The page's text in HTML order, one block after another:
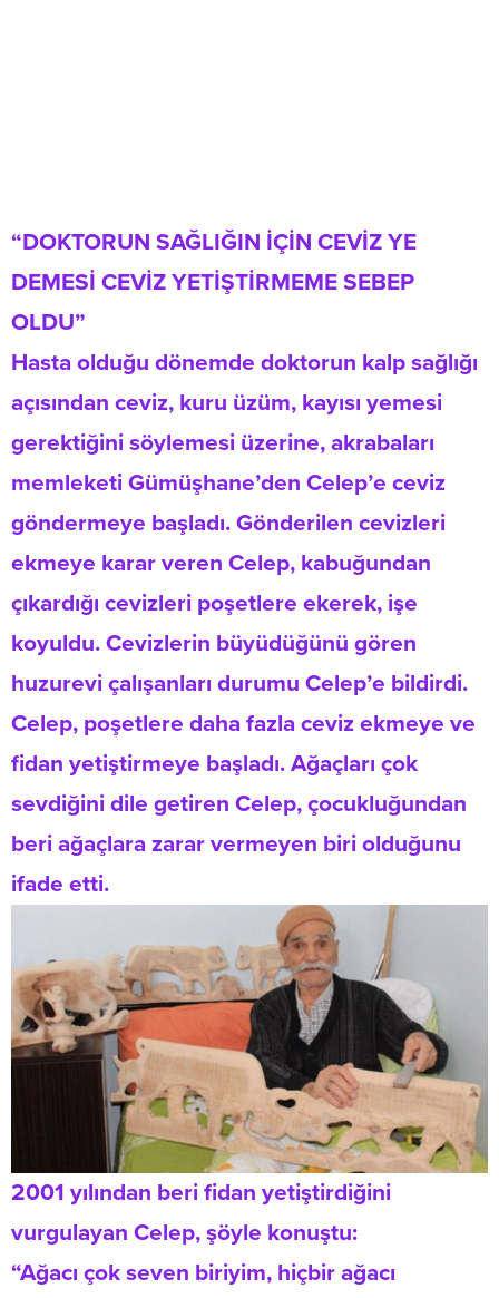
“DOKTORUN SAĞLIĞIN İÇİN CEVİZ YE
DEMESİ CEVİZ YETİŞTİRMEME SEBEP
OLDU”
Hasta olduğu dönemde doktorun kalp sağlığı
açısından ceviz, kuru üzüm, kayısı yemesi
gerektiğini söylemesi üzerine, akrabaları
memleketi Gümüşhane’den Celep’e ceviz
göndermeye başladı. Gönderilen cevizleri
ekmeye karar veren Celep, kabuğundan
çıkardığı cevizleri poşetlere ekerek, işe
koyuldu. Cevizlerin büyüdüğünü gören
huzurevi çalışanları durumu Celep’e bildirdi.
Celep, poşetlere daha fazla ceviz ekmeye ve
fidan yetiştirmeye başladı. Ağaçları çok
sevdiğini dile getiren Celep, çocukluğundan
beri ağaçlara zarar vermeyen biri olduğunu
ifade etti.
2001 yılından beri fidan yetiştirdiğini
vurgulayan Celep, şöyle konuştu:
“Ağacı çok seven biriyim, hiçbir ağacı